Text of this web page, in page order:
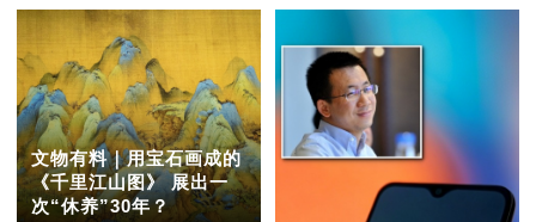
文物有料｜用宝石画成的
《千里江山图》 展出一
次“休养”30年？